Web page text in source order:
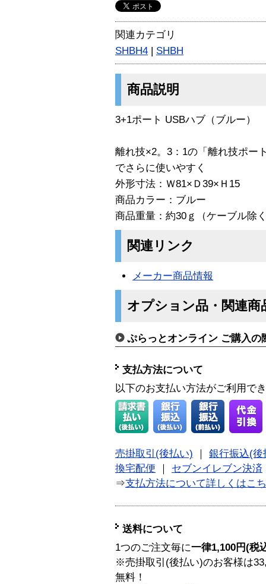
関連カテゴリ
SHBH4 | SHBH
商品説明
3+1ポート USBハブ（ブルー）
離れ技×2。3：1の「離れ技ポー
でさらに使いやすく
外形寸法：Ｗ81×Ｄ39×Ｈ15
商品カラー：ブルー
商品重量：約30ｇ（ケーブル除
関連リンク
メーカー商品情報
オプション品・関連商
ぷらっとオンライン ご購入の
支払方法について
以下のお支払い方法がご利用で
売掛取引(後払い)
銀行振込(後
換宅配便
セブンイレブン決済
⇒支払方法について詳しくはこ
送料について
1つのご注文毎に一律1,100円(税
※売掛取引(後払い)のお客様は
無料！